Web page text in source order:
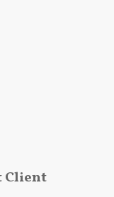
tine ca adresa de
Client